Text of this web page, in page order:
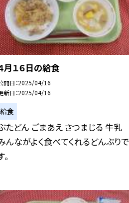
月１６日の給食
開日 2025/04/16
新日 2025/04/16
給食
たどん ごまあえ さつまじる 牛乳
んながよく食べてくれるどんぶりで
。